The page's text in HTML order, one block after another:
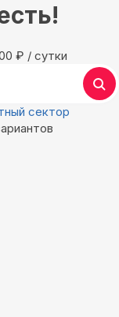
₽ / сутки
сектор